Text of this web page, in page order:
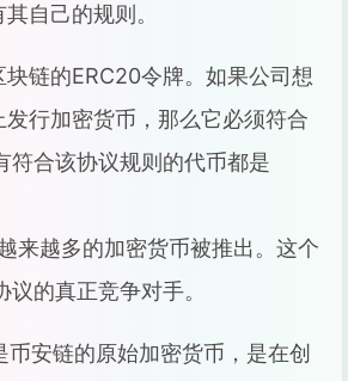
自己的规则。
链的ERC20令牌。如果公司想
行加密货币，那么它必须符合
符合该协议规则的代币都是
来越多的加密货币被推出。这个
的真正竞争对手。
安链的原始加密货币，是在创